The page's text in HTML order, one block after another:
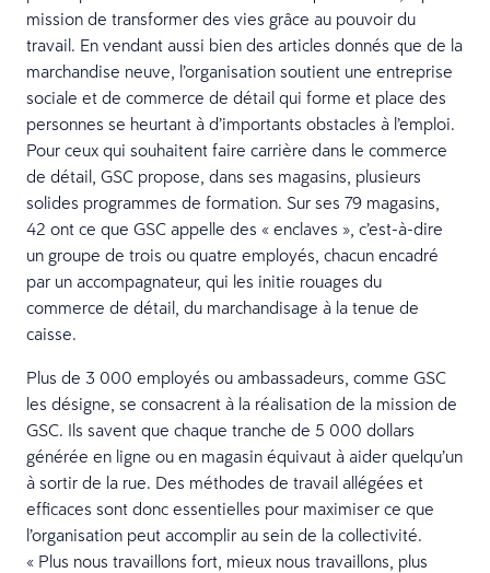
mission de transformer des vies grâce au pouvoir du
travail. En vendant aussi bien des articles donnés que de la
marchandise neuve, l’organisation soutient une entreprise
sociale et de commerce de détail qui forme et place des
personnes se heurtant à d’importants obstacles à l’emploi.
Pour ceux qui souhaitent faire carrière dans le commerce
de détail, GSC propose, dans ses magasins, plusieurs
solides programmes de formation. Sur ses 79 magasins,
42 ont ce que GSC appelle des « enclaves », c’est-à-dire
un groupe de trois ou quatre employés, chacun encadré
par un accompagnateur, qui les initie rouages du
commerce de détail, du marchandisage à la tenue de
caisse.
Plus de 3 000 employés ou ambassadeurs, comme GSC
les désigne, se consacrent à la réalisation de la mission de
GSC. Ils savent que chaque tranche de 5 000 dollars
générée en ligne ou en magasin équivaut à aider quelqu’un
à sortir de la rue. Des méthodes de travail allégées et
efficaces sont donc essentielles pour maximiser ce que
l’organisation peut accomplir au sein de la collectivité.
« Plus nous travaillons fort, mieux nous travaillons, plus